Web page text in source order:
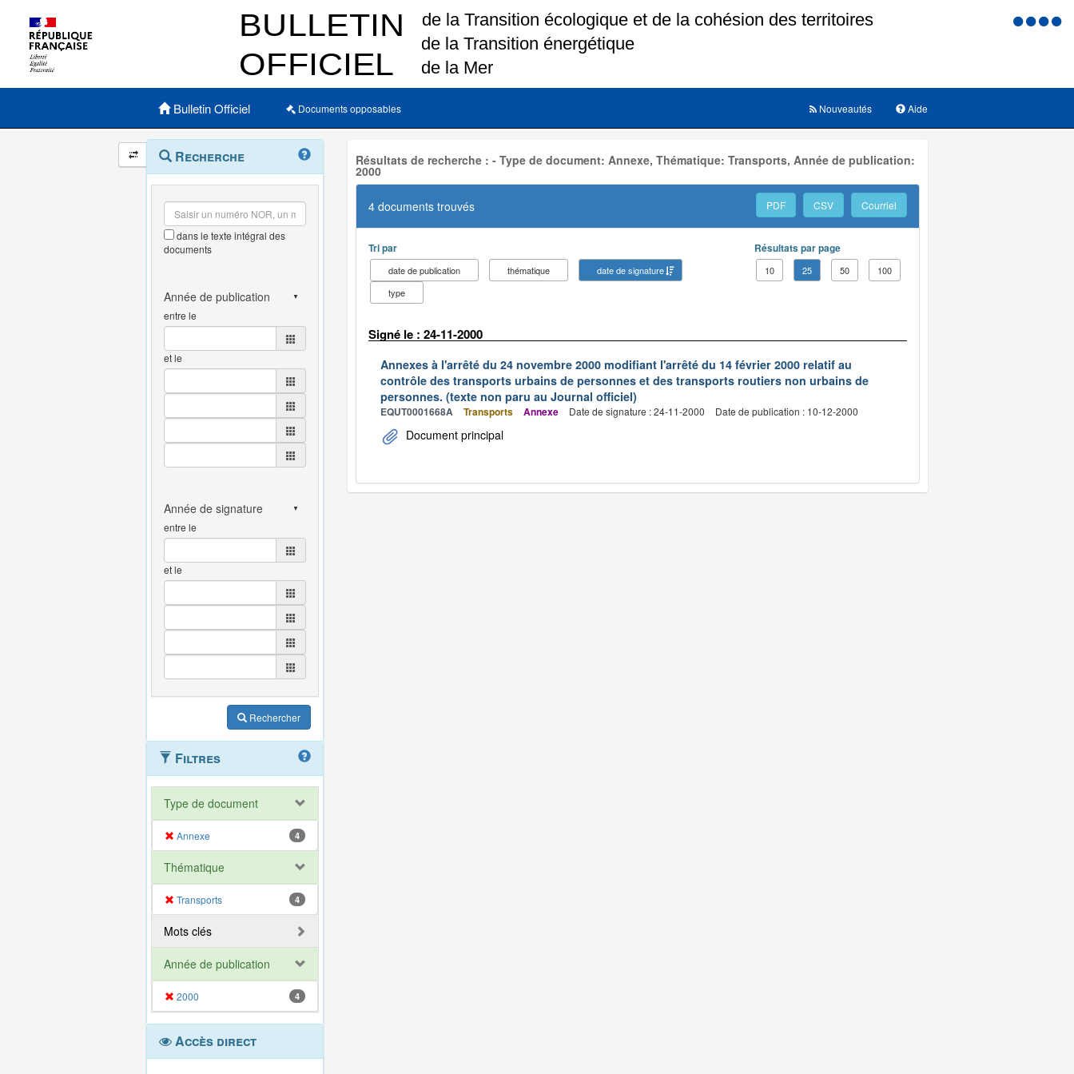
Menu
Menu principal
Bulletin Officiel Documents opposables Aide
Nouveautés
Navigation
et
outils
annexes
Menu
contextuel
Recherche
dans le texte intégral des
documents
entre le
et le
entre le
et le
Rechercher
Filtres
Type de document
Annexe 4
Thématique
Transports 4
Mots clés
Année de publication
2000 4
Accès direct
Résultats de recherche : - Type de document: Annexe, Thématique: Transports, Année de publication:
2000
4 documents trouvés PDF CSV Courriel
Tri par
date de publication thématique
date de signature
type
Résultats par page
10 25 50 100
Signé le : 24-11-2000
Annexes à l'arrêté du 24 novembre 2000 modifiant l'arrêté du 14 février 2000 relatif au
contrôle des transports urbains de personnes et des transports routiers non urbains de
personnes. (texte non paru au Journal officiel)
EQUT0001668A Transports Annexe Date de signature : 24-11-2000 Date de publication : 10-12-2000
Document principal